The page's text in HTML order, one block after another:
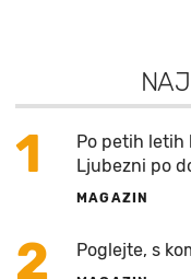
1
Po petih letih
Ljubezni po
MAGAZIN
2 Poglejte, s